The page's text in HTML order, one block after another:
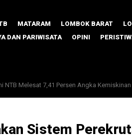
MATARAM LOMBOK BARAT
DAN PARIWISATA OPINI
NTB Gandeng Industri Bekasi Dorong
Sistem